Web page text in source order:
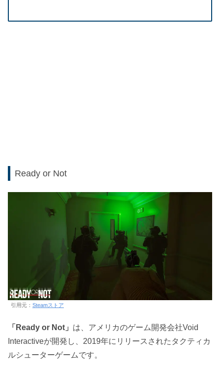
Ready or Not
引用元： Steamストア
「Ready or Not」 は、アメリカのゲーム開発会社Void
Interactiveが開発し、2019年にリリースされたタクティカ
ルシューターゲームです。